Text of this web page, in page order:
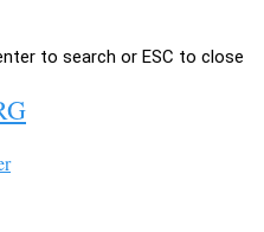
to search or ESC to close